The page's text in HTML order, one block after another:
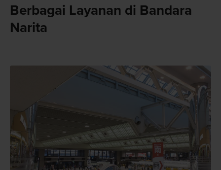
Berbagai Layanan di Bandara
Narita